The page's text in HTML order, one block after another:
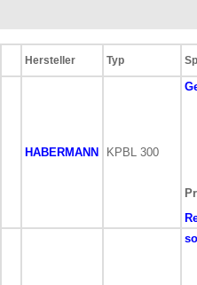
Hersteller Typ
HABERMANN KPBL 300